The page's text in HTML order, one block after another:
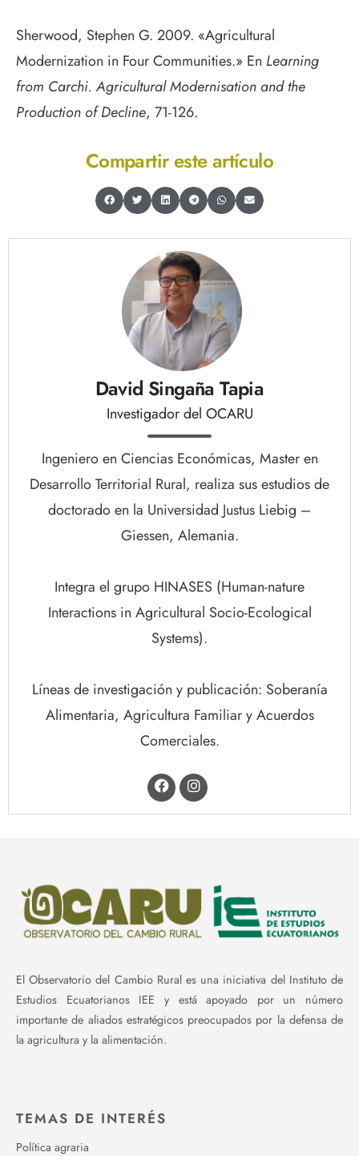
Sherwood, Stephen G. 2009. «Agricultural
Modernization in Four Communities.» En Learning
from Carchi. Agricultural Modernisation and the
Production of Decline, 71-126.
Compartir este artículo
David Singaña Tapia
Investigador del OCARU
Ingeniero en Ciencias Económicas, Master en
Desarrollo Territorial Rural, realiza sus estudios de
doctorado en la Universidad Justus Liebig –
Giessen, Alemania.
Integra el grupo HINASES (Human-nature
Interactions in Agricultural Socio-Ecological
Systems).
Líneas de investigación y publicación: Soberanía
Alimentaria, Agricultura Familiar y Acuerdos
Comerciales.
El Observatorio del Cambio Rural es una iniciativa del Instituto de
Estudios Ecuatorianos IEE y está apoyado por un número
importante de aliados estratégicos preocupados por la defensa de
la agricultura y la alimentación.
TEMAS DE INTERÉS
Política agraria